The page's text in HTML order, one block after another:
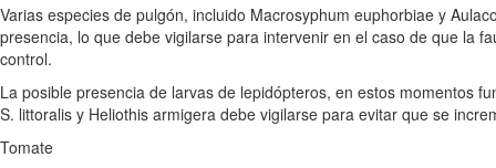
Varias especies de pulgón, incluido Macrosyphum euphorbiae y
presencia, lo que debe vigilarse para intervenir en el caso de que la
control.
La posible presencia de larvas de lepidópteros, en estos momentos
S. littoralis y Heliothis armigera debe vigilarse para evitar que se
Tomate